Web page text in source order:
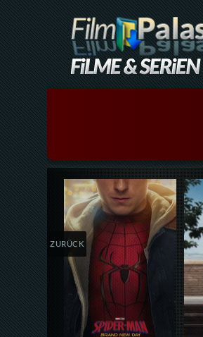
Details,Play
ZURÜCK